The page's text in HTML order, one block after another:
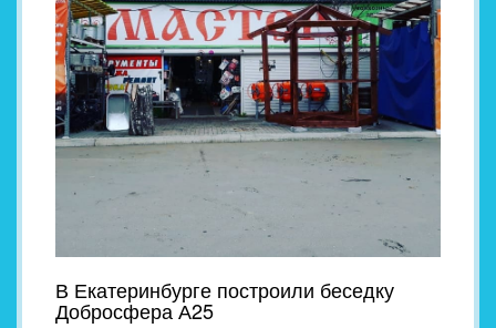
В Екатеринбурге построили беседку
Добросфера А25